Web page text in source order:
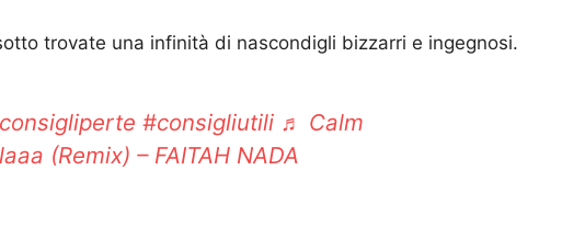
trovate una infinità di nascondigli bizzarri e ingegnosi.
#consigliutili ♬ Calm
(Remix) – FAITAH NADA